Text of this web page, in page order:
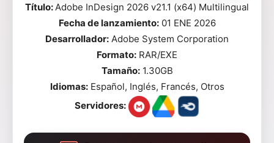
Título:Adobe InDesign 2026 v21.1 (x64) Multilingual
Fecha de lanzamiento:01 ENE 2026
Desarrollador: Adobe System Corporation
Formato: RAR/EXE
Tamaño:1.30GB
Idiomas:Español, Inglés, Francés, Otros
Servidores: